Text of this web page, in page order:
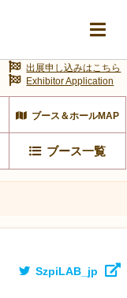
ブース＆ホールMAP
ブース一覧
出展申し込みはこちら
Exhibitor Application
SzpiLAB_jp